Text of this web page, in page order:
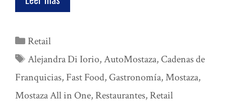
Categorías
Retail
Etiquetas
Alejandra Di Iorio,AutoMostaza, Cadenas de
Franquicias, Fast Food, Gastronomía,Mostaza,
Mostaza All in One, Restaurantes, Retail